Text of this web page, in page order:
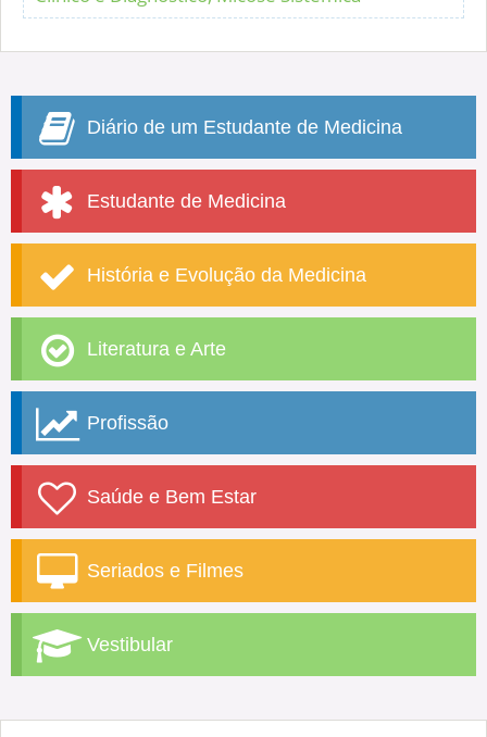
Diário de um Estudante de Medicina
Estudante de Medicina
História e Evolução da Medicina
Literatura e Arte
Profissão
Saúde e Bem Estar
Seriados e Filmes
Vestibular